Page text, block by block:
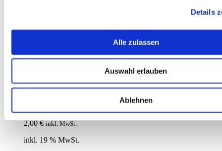
Details
Alle zulassen
Auswahl erlauben
Ablehnen
In den Warenkorb / Details
Rätsel-Postkarte „hab dich lieb“
2,00€ inkl. MwSt.
inkl. 19 % MwSt.